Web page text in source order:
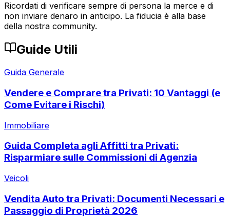
Ricordati di verificare sempre di persona la merce e di
non inviare denaro in anticipo. La fiducia è alla base
della nostra community.
Guide Utili
Guida Generale
Vendere e Comprare tra Privati: 10 Vantaggi (e
Come Evitare i Rischi)
Immobiliare
Guida Completa agli Affitti tra Privati:
Risparmiare sulle Commissioni di Agenzia
Veicoli
Vendita Auto tra Privati: Documenti Necessari e
Passaggio di Proprietà 2026